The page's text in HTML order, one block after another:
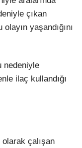
Dribbble
çıkan
yaşandığını
nedeniyle
ilaç kullandığı
çalışan